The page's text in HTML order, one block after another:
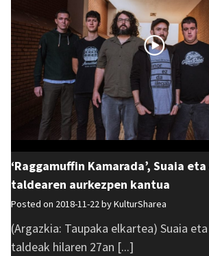
‘Raggamuffin Kamarada’, Suaia
taldearen aurkezpen kantua
Posted on 2018-11-22 byKulturSharea
(Argazkia: Taupaka elkartea) Suaia
taldeak hilaren 27an [...]